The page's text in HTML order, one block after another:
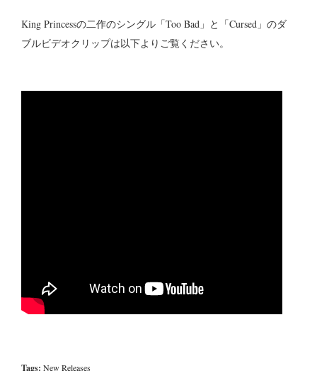
King Princessの二作のシングル「Too Bad」と「Cursed」のダ
ブルビデオクリップは以下よりご覧ください。
Tags: New Releases